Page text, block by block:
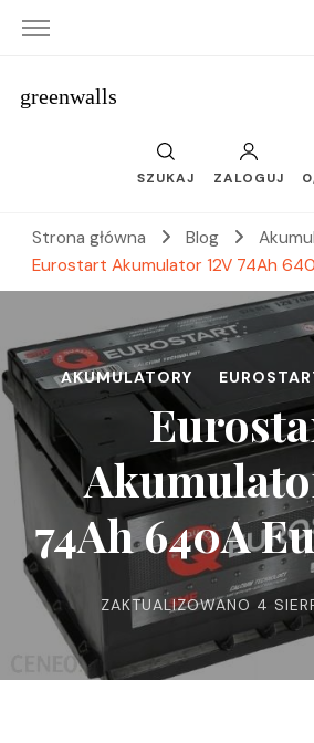
greenwalls
SZUKAJ ZALOGUJ
Strona główna Blog
Eurostart Akumulator 12V 74Ah
AKUMULATORY
74Ah 640A
ZAKTUALIZOWANO 4